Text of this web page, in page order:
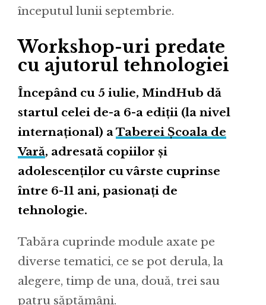
începutul lunii septembrie.
Workshop-uri predate
cu ajutorul tehnologiei
Începând cu 5 iulie, MindHub dă
startul celei de-a 6-a ediții (la nivel
internațional) aTaberei Școala de
Vară, adresată copiilor și
adolescenților cu vârste cuprinse
între 6-11 ani, pasionați de
tehnologie.
Tabăra cuprinde module axate pe
diverse tematici, ce se pot derula, la
alegere, timp de una, două, trei sau
patru săptămâni.